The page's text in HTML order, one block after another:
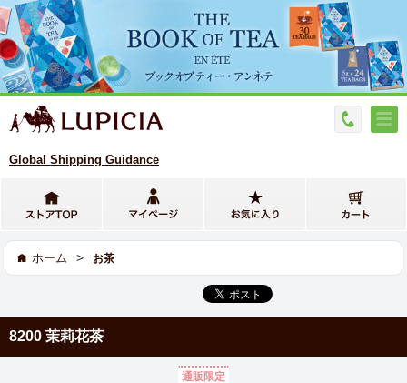
Global Shipping Guidance
ホーム > お茶
8200 茉莉花茶
通販限定